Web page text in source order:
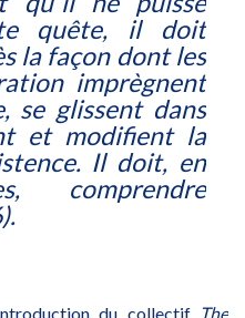
quête, il doit
la façon dont les
imprègnent
se glissent dans
et modifient la
Il doit, en
comprendre
du collectif The